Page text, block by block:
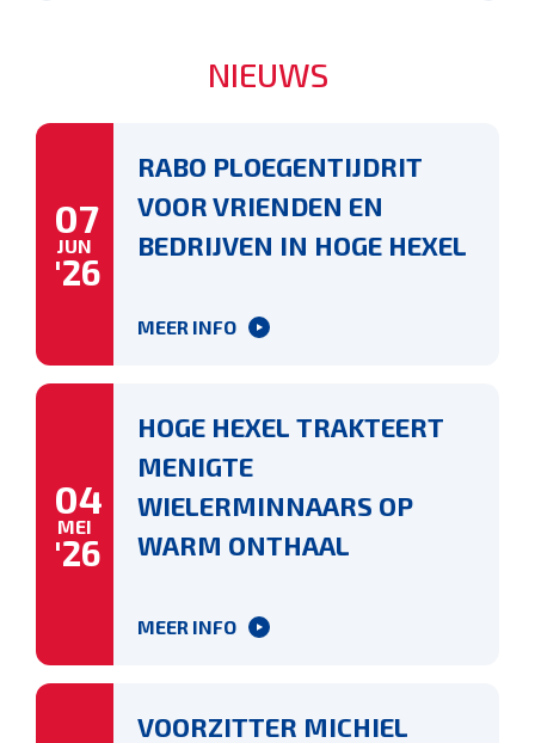
NIEUWS
07
JUN
'26
RABO PLOEGENTIJDRIT
VOOR VRIENDEN EN
BEDRIJVEN IN HOGE HEXEL
MEER INFO
04
MEI
'26
HOGE HEXEL TRAKTEERT
MENIGTE
WIELERMINNAARS OP
WARM ONTHAAL
MEER INFO
VOORZITTER MICHIEL